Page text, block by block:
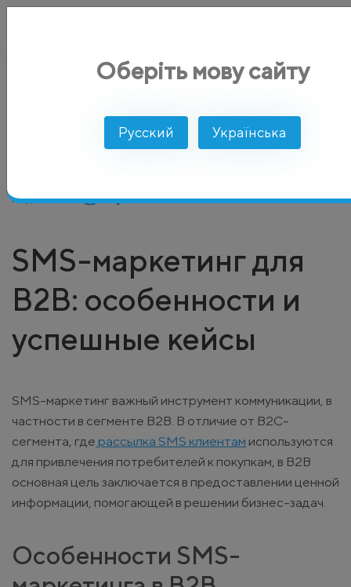
SMS рассылка SMS-маркетинг для
Поделиться:
SMS-маркетинг для
B2B: особенности и
успешные кейсы
SMS-маркетинг важный инструмент коммуникации, в
частности в сегменте B2B. В отличие от B2C-
сегмента, где рассылка SMS клиентам используются
для привлечения потребителей к покупкам, в B2B
основная цель заключается в предоставлении ценной
информации, помогающей в решении бизнес-задач.
Особенности SMS-
Оберіть мову сайту
Русский Українська